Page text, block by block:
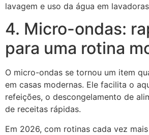
lavagem e uso da água em
4. Micro-ondas:
para uma rotina
O micro-ondas se tornou um item
em casas modernas. Ele facilita o
refeições, o descongelamento de
de receitas rápidas.
Em 2026, com rotinas cada vez